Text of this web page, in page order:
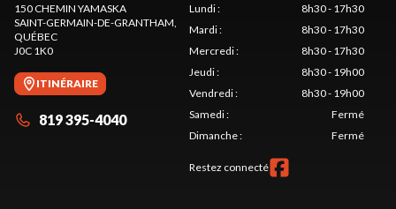
150 CHEMIN YAMASKA
SAINT-GERMAIN-DE-GRANTHAM
QUÉBEC
J0C 1K0
ITINÉRAIRE
819 395-4040
Lundi:
8h30 - 17h30
Mardi:
8h30 - 17h30
Mercredi:
8h30 - 17h30
Jeudi:
8h30 - 19h00
Vendredi:
8h30 - 19h00
Samedi:
Fermé
Dimanche: Fermé
Restez connecté